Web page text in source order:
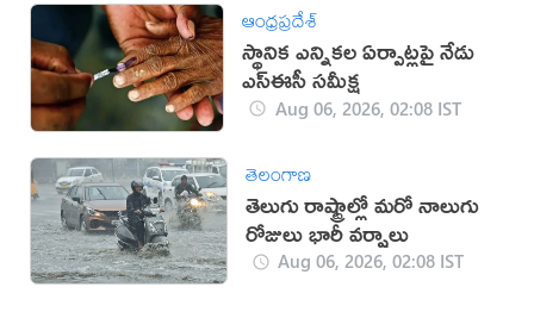
ఆంధ్రప్రదేశ్
స్థానిక ఎన్నికల ఏర్పాట్లపై నేడు
ఎస్ఈసీ సమీక్ష
Aug 06, 2026, 02:08 IST
తెలంగాణ
తెలుగు రాష్ట్రాల్లో మరో నాలుగు
రోజులు భారీ వర్షాలు
Aug 06, 2026, 02:08 IST